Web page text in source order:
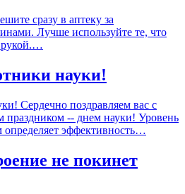
сразу в аптеку за
Лучше используйте те, что
рукой.…
науки!
Сердечно поздравляем вас с
-- днем науки! Уровень
определяет эффективность…
не покинет